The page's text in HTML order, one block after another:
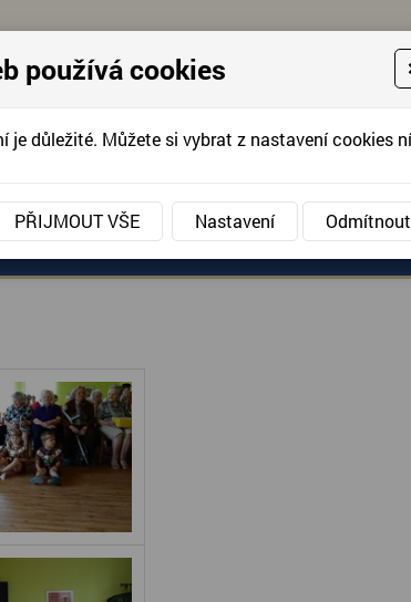
KONTAKTUJTE
AKCE, FOTOGRAFIE
používá cookies
je důležité. Můžete si vybrat z nastavení cookies
PŘIJMOUT VŠE Nastavení Odmítnout